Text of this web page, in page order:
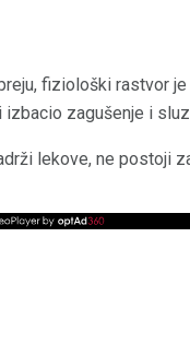
fiziološki rastvor
zagušenje i
lekove, ne postoji